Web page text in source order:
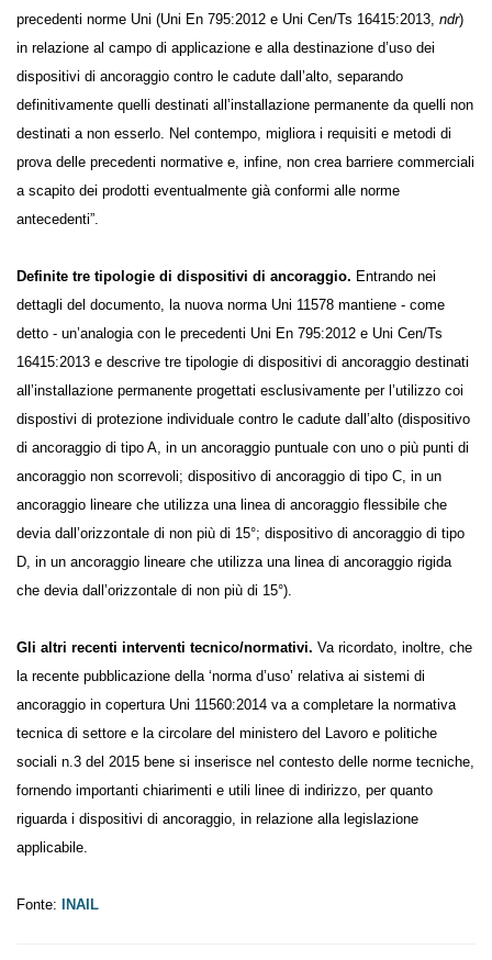
precedenti norme Uni (Uni En 795:2012 e Uni Cen/Ts 16415:2013, ndr)
in relazione al campo di applicazione e alla destinazione d’uso dei
dispositivi di ancoraggio contro le cadute dall’alto, separando
definitivamente quelli destinati all’installazione permanente da quelli
non destinati a non esserlo. Nel contempo, migliora i requisiti e
metodi di prova delle precedenti normative e, infine, non crea barriere
commerciali a scapito dei prodotti eventualmente già conformi alle
norme antecedenti”.
Definite tre tipologie di dispositivi di ancoraggio.Entrando nei
dettagli del documento, la nuova norma Uni 11578 mantiene - come
detto - un’analogia con le precedenti Uni En 795:2012 e Uni Cen/Ts
16415:2013 e descrive tre tipologie di dispositivi di ancoraggio destinati
all’installazione permanente progettati esclusivamente per l’utilizzo coi
dispostivi di protezione individuale contro le cadute dall’alto
(dispositivo di ancoraggio di tipo A, in un ancoraggio puntuale con uno
o più punti di ancoraggio non scorrevoli; dispositivo di ancoraggio di
tipo C, in un ancoraggio lineare che utilizza una linea di ancoraggio
flessibile che devia dall’orizzontale di non più di 15°; dispositivo di
ancoraggio di tipo D, in un ancoraggio lineare che utilizza una linea di
ancoraggio rigida che devia dall’orizzontale di non più di 15°).
Gli altri recenti interventi tecnico/normativi.Va ricordato,
inoltre, che la recente pubblicazione della ‘norma d’uso’ relativa ai
sistemi di ancoraggio in copertura Uni 11560:2014 va a completare la
normativa tecnica di settore e la circolare del ministero del Lavoro e
politiche sociali n.3 del 2015 bene si inserisce nel contesto delle norme
tecniche, fornendo importanti chiarimenti e utili linee di indirizzo, per
quanto riguarda i dispositivi di ancoraggio, in relazione alla legislazione
applicabile.
Fonte: INAIL